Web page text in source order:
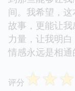
间。我希望，
故事，更能让
力量，让我明
情感永远是相通
评分 ☆☆☆